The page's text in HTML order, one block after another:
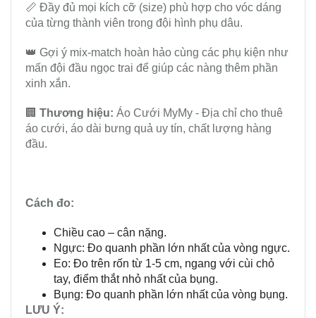
📏 Đầy đủ mọi kích cỡ (size) phù hợp cho vóc dáng
của từng thành viên trong đội hình phụ dâu.
👑 Gợi ý mix-match hoàn hảo cùng các phụ kiện như
mấn đội đầu ngọc trai để giúp các nàng thêm phần
xinh xắn.
🏢 Thương hiệu: Áo Cưới MyMy - Địa chỉ cho thuê
áo cưới, áo dài bưng quả uy tín, chất lượng hàng
đầu.
Cách đo:
Chiều cao – cân nặng.
Ngực: Đo quanh phần lớn nhất của vòng ngực.
Eo: Đo trên rốn từ 1-5 cm, ngang với cùi chỏ
tay, điểm thắt nhỏ nhất của bụng.
Bụng: Đo quanh phần lớn nhất của vòng bụng.
LƯU Ý: